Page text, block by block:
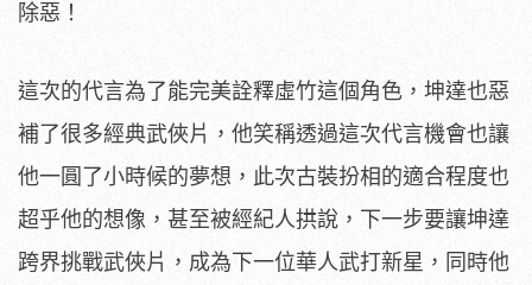
除惡！
這次的代言為了能完美詮釋虛竹這個角色，坤達也惡
補了很多經典武俠片，他笑稱透過這次代言機會也讓
他一圓了小時候的夢想，此次古裝扮相的適合程度也
超乎他的想像，甚至被經紀人拱說，下一步要讓坤達
跨界挑戰武俠片，成為下一位華人武打新星，同時他